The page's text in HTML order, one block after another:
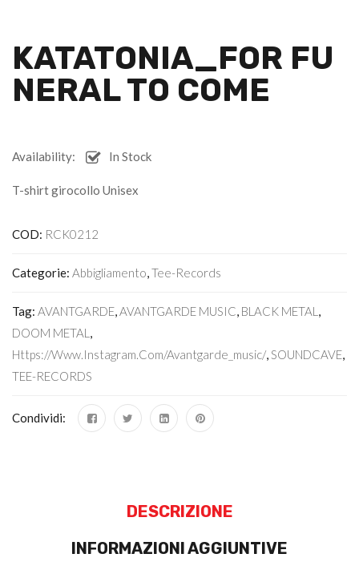
KATATONIA_FOR FU
NERAL TO COME
Availability: In Stock
T-shirt girocollo Unisex
COD: RCK0212
Categorie: Abbigliamento,Tee-Records
Tag: AVANTGARDE,AVANTGARDE MUSIC, BLACK METAL ,
DOOM METAL ,
Https://www.instagram.com/avantgarde_music/,SOUNDCAVE,
TEE-RECORDS
Condividi:
DESCRIZIONE
INFORMAZIONI AGGIUNTIVE